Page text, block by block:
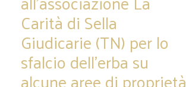
Carità di Sella
Giudicarie (TN) per lo
sfalcio dell’erba su